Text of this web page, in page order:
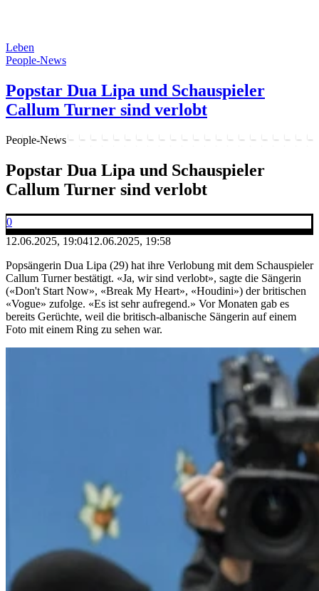
Leben
People-News
Popstar Dua Lipa und Schauspieler
Callum Turner sind verlobt
People-News
Popstar Dua Lipa und Schauspieler
Callum Turner sind verlobt
0
12.06.2025, 19:0412.06.2025, 19:58
Popsängerin Dua Lipa (29) hat ihre Verlobung mit dem Schauspieler
Callum Turner bestätigt. «Ja, wir sind verlobt», sagte die Sängerin
(«Don't Start Now», «Break My Heart», «Houdini») der britischen
«Vogue» zufolge. «Es ist sehr aufregend.» Vor Monaten gab es
bereits Gerüchte, weil die britisch-albanische Sängerin auf einem
Foto mit einem Ring zu sehen war.